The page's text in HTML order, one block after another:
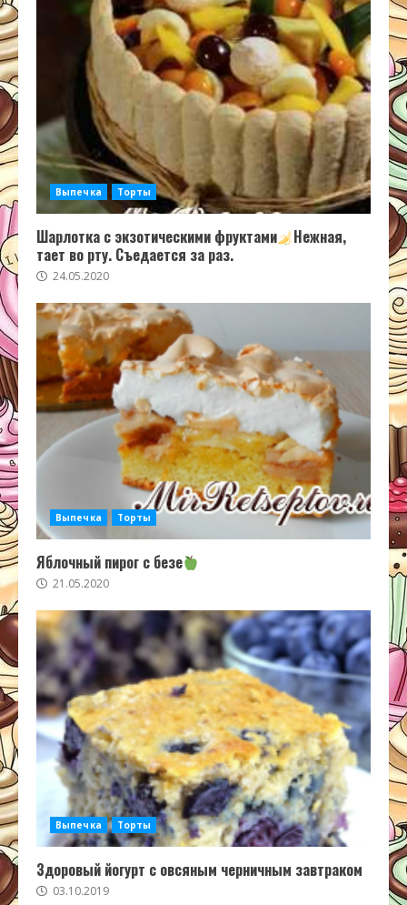
Выпечка Торты
Шарлотка с экзотическими фруктами
Нежная,
тает во рту. Съедается за раз.
24.05.2020
Выпечка Торты
Яблочный пирог с безе
21.05.2020
Выпечка Торты
Здоровый йогурт с овсяным черничным завтраком
03.10.2019